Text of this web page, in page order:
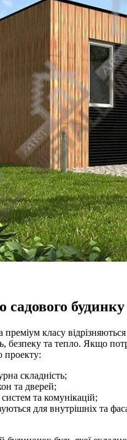
садового будинку
класу
безпеку та тепло. Якщо
проекту:
складність;
та дверей;
та комунікацій;
для внутрішніх та